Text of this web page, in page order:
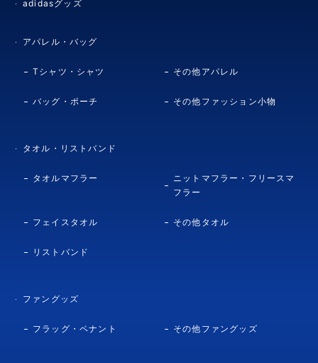
adidasグッズ
アパレル・バッグ
Tシャツ・シャツ その他アパレル
バッグ・ポーチ その他ファッション小物
タオル・リストバンド
タオルマフラー
ニットマフラー・フリースマ
フラー
フェイスタオル その他タオル
リストバンド
ファングッズ
フラッグ・ペナント その他ファングッズ